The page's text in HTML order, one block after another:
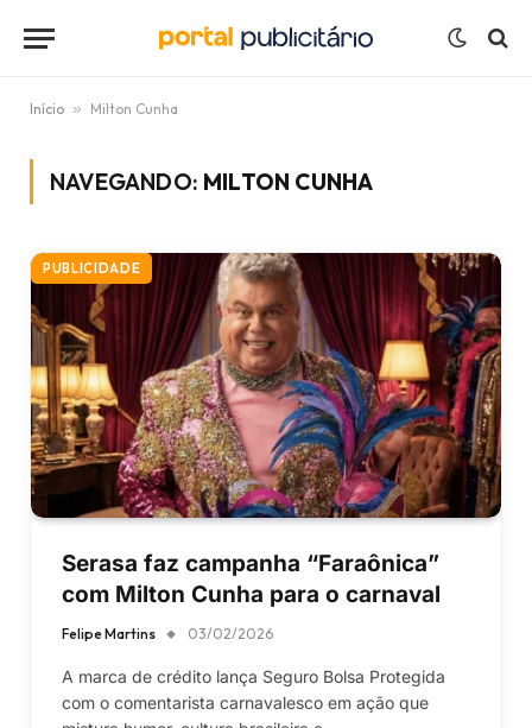
Início » Milton Cunha
NAVEGANDO: MILTON CUNHA
PUBLICIDADE
Serasa faz campanha “Faraônica”
com Milton Cunha para o carnaval
Felipe Martins 03/02/2026
A marca de crédito lança Seguro Bolsa Protegida
com o comentarista carnavalesco em ação que